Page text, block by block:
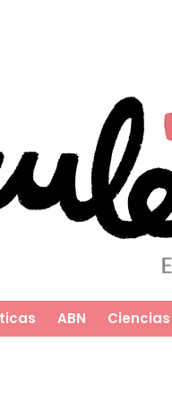
ABN Ciencias